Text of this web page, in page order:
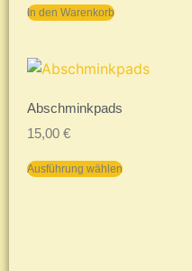
In den Warenkorb
Abschminkpads
15,00 €
Ausführung wählen